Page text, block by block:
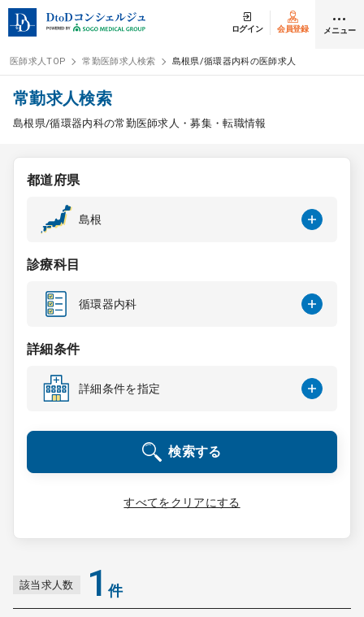
ログイン 会員登録 メニュー
ログイン
医師求人
常勤検索
スポット検索
DtoDの転職・
コンサルタント
成功事例
転職ノウハウ
受付時間 9:00 ～ 18:00（平日）
0120-337-613
医師求人TOP 常勤医師求人検索 島根県/循環器内科の医師求人
常勤求人検索
島根県/循環器内科の常勤医師求人・募集・転職情報
都道府県
島根
診療科目
循環器内科
詳細条件
詳細条件を指定
検索する
すべてをクリアにする
該当求人数 1 件